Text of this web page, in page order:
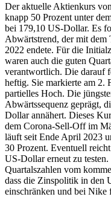
Der aktuelle Aktienkurs
knapp 50 Prozent unter
bei 179,10 US-Dollar. Es
Abwärtstrend, der mit
2022 endete. Für die
waren auch die guten
verantwortlich. Die darauf
heftig. Sie markierte am 2.
partielles Hoch. Die
Abwärtssequenz geprägt,
Dollar annähert. Dieses
dem Corona-Sell-Off im
läuft seit Ende April 2023
30 Prozent. Eventuell
US-Dollar erneut zu
Quartalszahlen vom
dass die Zinspolitik in den
einschränken und bei Nike